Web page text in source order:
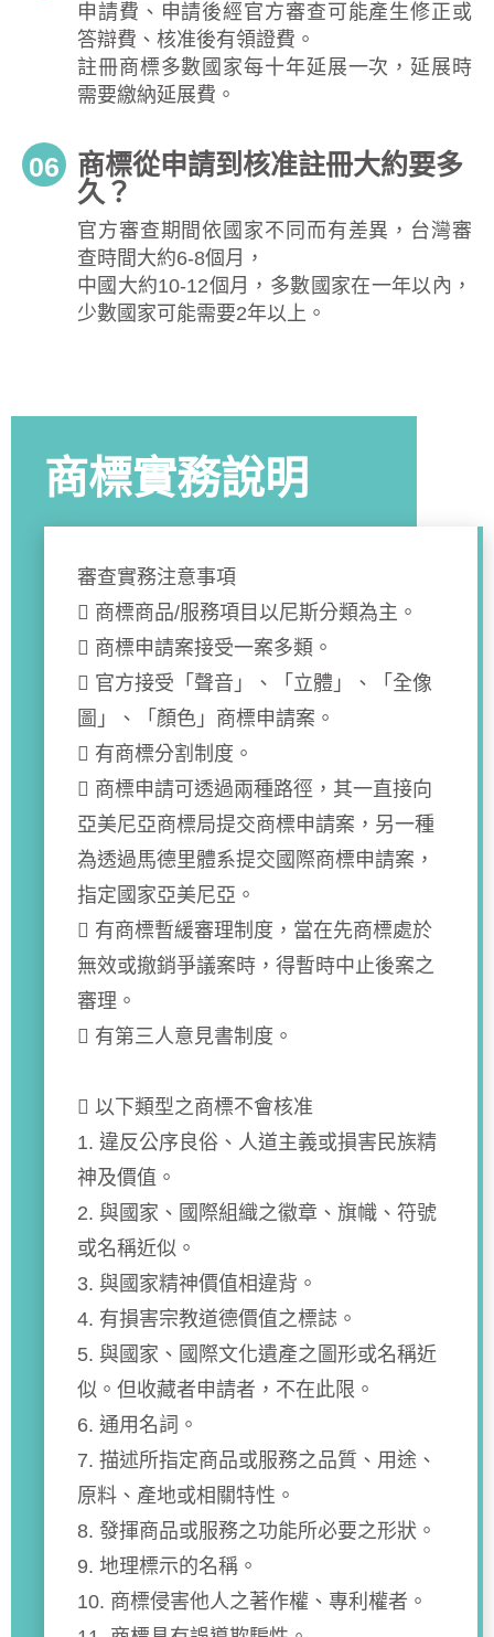
申請費、申請後經官方審查可能產生修正或
答辯費、核准後有領證費。
註冊商標多數國家每十年延展一次，延展時
需要繳納延展費。
06
商標從申請到核准註冊大約要多
久？
官方審查期間依國家不同而有差異，台灣審
查時間大約6-8個月，
中國大約10-12個月，多數國家在一年以內，
少數國家可能需要2年以上。
商標實務說明
審查實務注意事項
 商標商品/服務項目以尼斯分類為主。
 商標申請案接受一案多類。
 官方接受「聲音」、「立體」、「全像
圖」、「顏色」商標申請案。
 有商標分割制度。
 商標申請可透過兩種路徑，其一直接向
亞美尼亞商標局提交商標申請案，另一種
為透過馬德里體系提交國際商標申請案，
指定國家亞美尼亞。
 有商標暫緩審理制度，當在先商標處於
無效或撤銷爭議案時，得暫時中止後案之
審理。
 有第三人意見書制度。
 以下類型之商標不會核准
1. 違反公序良俗、人道主義或損害民族精
神及價值。
2. 與國家、國際組織之徽章、旗幟、符號
或名稱近似。
3. 與國家精神價值相違背。
4. 有損害宗教道德價值之標誌。
5. 與國家、國際文化遺產之圖形或名稱近
似。但收藏者申請者，不在此限。
6. 通用名詞。
7. 描述所指定商品或服務之品質、用途、
原料、產地或相關特性。
8. 發揮商品或服務之功能所必要之形狀。
9. 地理標示的名稱。
10. 商標侵害他人之著作權、專利權者。